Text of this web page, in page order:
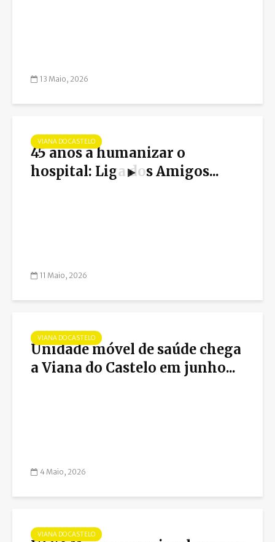
13 Maio, 2026
VIANA DO CASTELO
45 anos a humanizar o
hospital: Liga dos Amigos...
11 Maio, 2026
VIANA DO CASTELO
Unidade móvel de saúde chega
a Viana do Castelo em junho...
4 Maio, 2026
VIANA DO CASTELO